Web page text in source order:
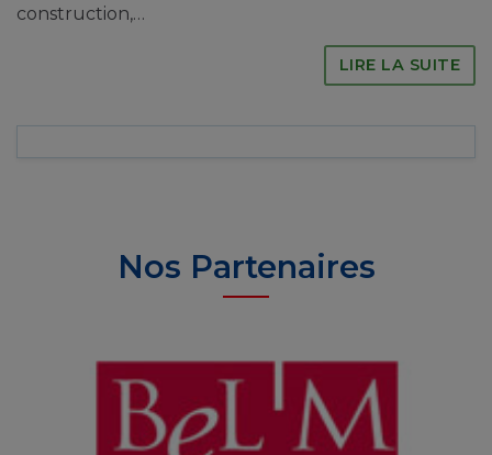
construction,…
LIRE LA SUITE
Nos Partenaires